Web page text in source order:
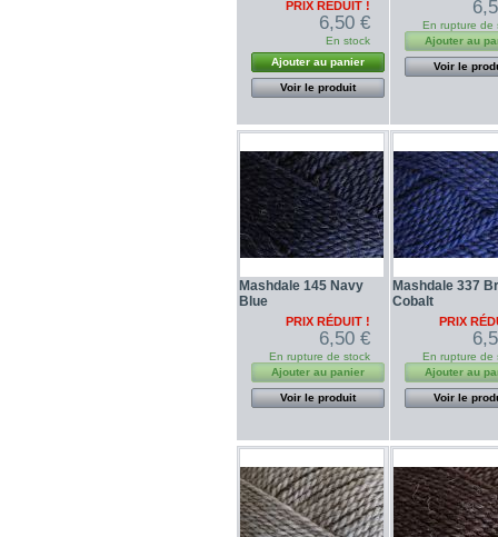
PRIX RÉDUIT !
6,50 €
En stock
Ajouter au panier
Voir le produit
En rupture de
Ajouter au
Voir le
Mashdale 145 Navy
Blue
PRIX RÉDUIT !
6,50 €
En rupture de stock
Ajouter au panier
Voir le produit
Mashdale 337
Cobalt
PRIX
En rupture de
Ajouter au
Voir le